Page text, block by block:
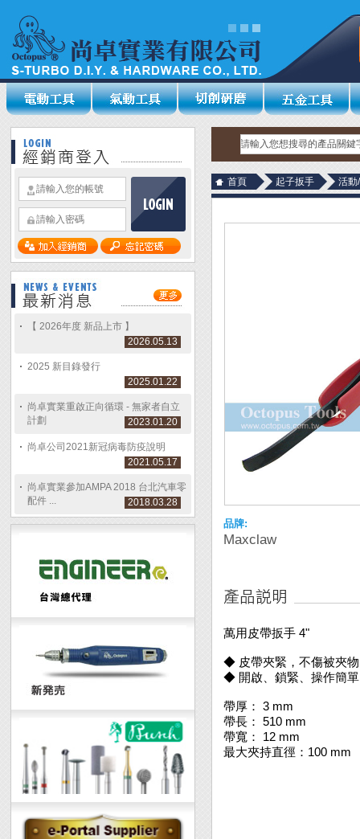
【 2026年度 新品上市 】
2026.05.13
2025 新目錄發行
2025.01.22
尚卓實業重啟正向循環 - 無家者自立
計劃
2023.01.20
尚卓公司2021新冠病毒防疫說明
2021.05.17
尚卓實業參加AMPA 2018 台北汽車零
配件 ...
2018.03.28
首頁 起子扳手 活動
品牌:
Maxclaw
萬用皮帶扳手 4"
◆ 皮帶夾緊，不傷被夾物
◆ 開啟、鎖緊、操作簡
帶厚： 3 mm
帶長： 510 mm
帶寬： 12 mm
最大夾持直徑：100 mm